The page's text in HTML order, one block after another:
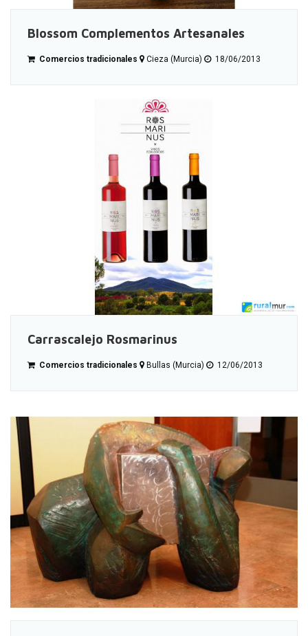
Blossom Complementos Artesanales
Comercios tradicionales Cieza (Murcia) 18/06/2013
Carrascalejo Rosmarinus
Comercios tradicionales Bullas (Murcia) 12/06/2013